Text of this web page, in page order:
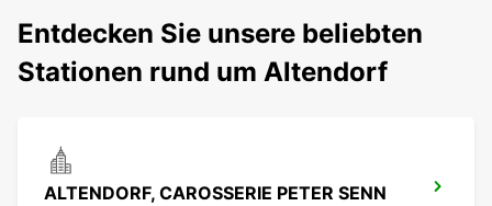
Entdecken Sie unsere beliebten
Stationen rund um Altendorf
ALTENDORF, CAROSSERIE PETER SENN